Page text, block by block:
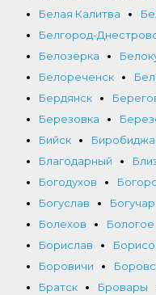
Белая Калитва
Белгород-
Белозёрка
Белореченск
Бердянск
Березовка
Бийск
Благодарный
Богодухов
Богуслав
Богучар
Болехов
Бологое
Борислав
Боровичи
Братск
Бровары